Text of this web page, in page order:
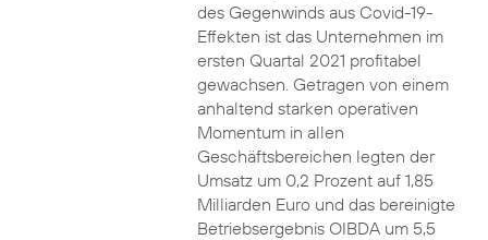
des Gegenwinds aus Covid-19-
Effekten ist das Unternehmen im
ersten Quartal 2021 profitabel
gewachsen. Getragen von einem
anhaltend starken operativen
Momentum in allen
Geschäftsbereichen legten der
Umsatz um 0,2 Prozent auf 1,85
Milliarden Euro und das bereinigte
Betriebsergebnis OIBDA um 5,5